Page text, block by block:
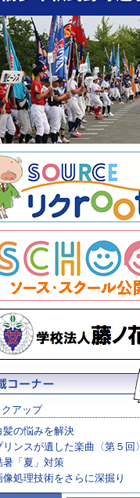
アップ
髪の悩みを解決
リンスが遺した楽曲〈第５回〉
暑「夏」対策
像処理技術をさらに深掘り